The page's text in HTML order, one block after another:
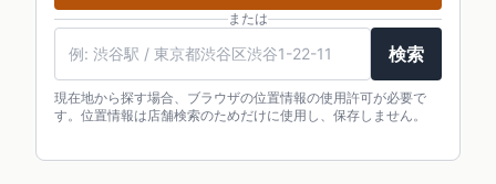
または
検索
現在地から探す場合、ブラウザの位置情報の使用許可が必要で
す。位置情報は店舗検索のためだけに使用し、保存しません。